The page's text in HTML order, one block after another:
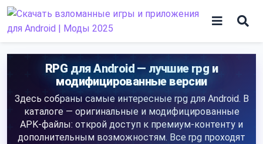
Skip
content
Игры
RPG для Android — лучшие rpg и
модифицированные версии
Здесь собраны самые интересные rpg для Android. В
каталоге — оригинальные и модифицированные
APK-файлы: открой доступ к премиум-контенту и
дополнительным возможностям. Все rpg проходят